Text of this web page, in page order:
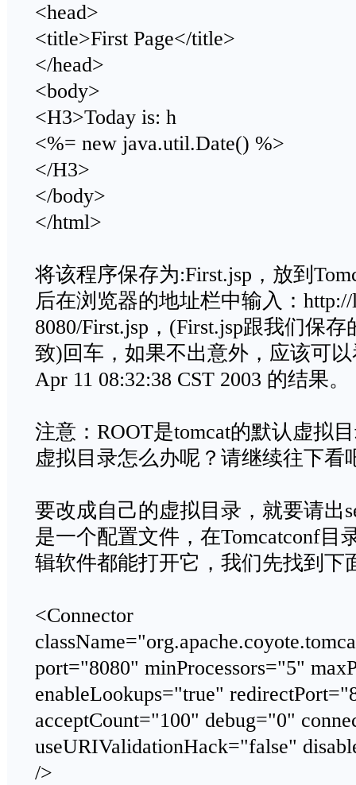
<head>
<title>First Page</title>
</head>
<body>
<H3>Today is: h
<%= new java.util.Date() %>
</H3>
</body>
</html>
将该程序保存为:First.jsp，放到
后在浏览器的地址栏中输入：http://
8080/First.jsp，(First.jsp跟我们保
致)回车，如果不出意外，应该可以
Apr 11 08:32:38 CST 2003 的结果。
注意：ROOT是tomcat的默认虚拟
虚拟目录怎么办呢？请继续往下看
要改成自己的虚拟目录，就要请出
是一个配置文件，在Tomcatconf目
辑软件都能打开它，我们先找到下
<Connector
port="8080" minProcessors="5"
enableLookups="true"
acceptCount="100" debug="0"
useURIValidationHack="false"
/>